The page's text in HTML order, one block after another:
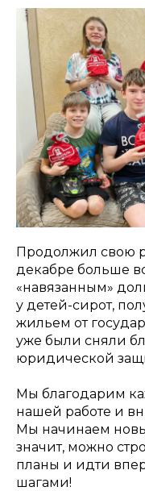
Продолжил свою
декабре больше
«навязанным»
у детей-сирот,
жильем от
уже были сняли
юридической
Мы благодарим
нашей работе и
Мы начинаем
значит, можно
планы и идти
шагами!